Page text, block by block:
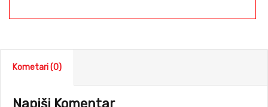
Kometari (0)
Napiši Komentar